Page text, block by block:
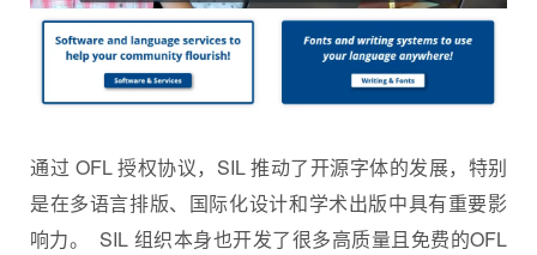
通过 OFL 授权协议，SIL 推动了开源字体的发展，特别
是在多语言排版、国际化设计和学术出版中具有重要影
响力。 SIL 组织本身也开发了很多高质量且免费的OFL